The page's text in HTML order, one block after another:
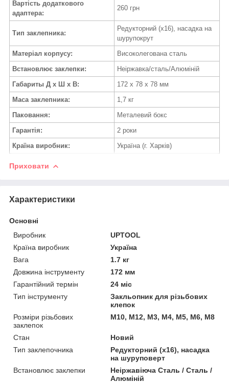
Вартість додаткового
адаптера:
260 грн
Тип заклепника:
Редукторний (х16), насадка на
шурупокрут
Матеріал корпусу:
Високолегована сталь
Встановлює заклепки:
Неіржавка/сталь/Алюміній
Габариты Д х Ш х В:
172 х 78 х 78 мм
Маса заклепника:
1,7 кг
Паковання:
Металевий бокс
Гарантія:
2 роки
Країна виробник:
Україна (г. Харків)
Приховати
Характеристики
Основні
Виробник
UPTOOL
Країна виробник
Україна
Вага
1.7 кг
Довжина інструменту
172 мм
Гарантійний термін
24 міс
Тип інструменту
Закльопник для різьбових
клепок
Розміри різьбових
заклепок
M10, M12, M3, M4, M5, M6, M8
Стан
Новий
Тип заклепочника
Редукторний (х16), насадка
на шуруповерт
Встановлює заклепки
Неіржавіюча Сталь / Сталь /
Алюміній